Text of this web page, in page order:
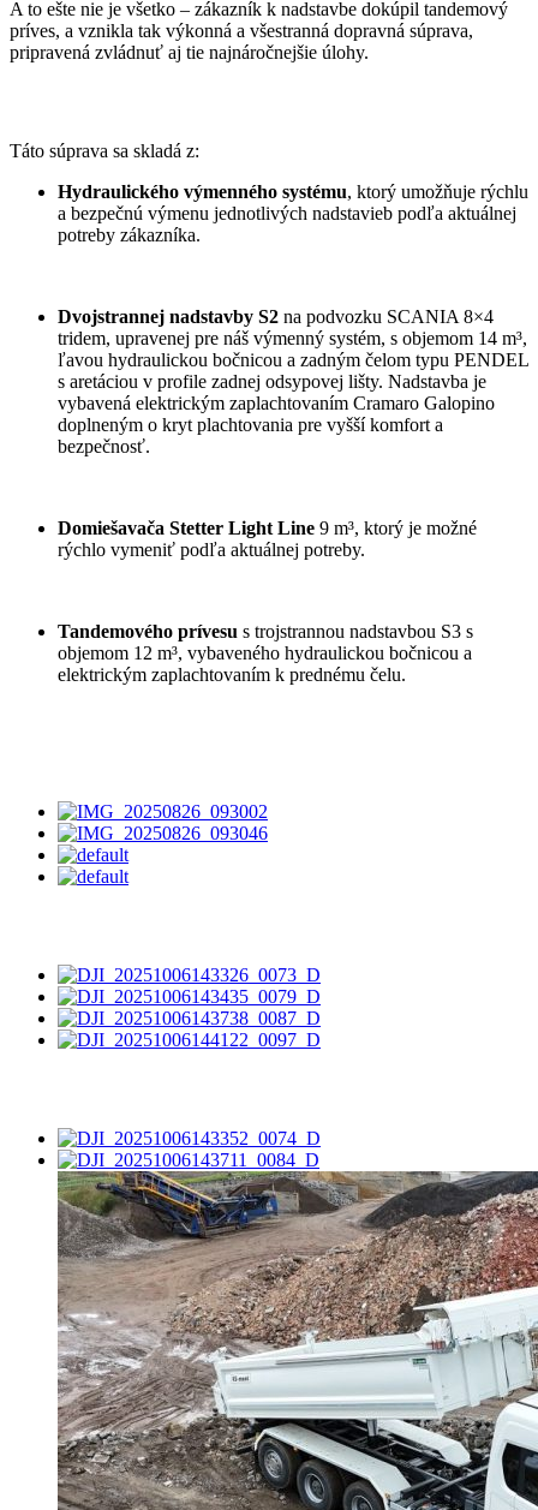
A to ešte nie je všetko – zákazník k nadstavbe dokúpil tandemový
príves, a vznikla tak výkonná a všestranná dopravná súprava,
pripravená zvládnuť aj tie najnáročnejšie úlohy.
Táto súprava sa skladá z:
Hydraulického výmenného systému, ktorý umožňuje rýchlu
a bezpečnú výmenu jednotlivých nadstavieb podľa aktuálnej
potreby zákazníka.
Dvojstrannej nadstavby S2 na podvozku SCANIA 8×4
tridem, upravenej pre náš výmenný systém, s objemom 14 m³,
ľavou hydraulickou bočnicou a zadným čelom typu PENDEL
s aretáciou v profile zadnej odsypovej lišty. Nadstavba je
vybavená elektrickým zaplachtovaním Cramaro Galopino
doplneným o kryt plachtovania pre vyšší komfort a
bezpečnosť.
Domiešavača Stetter Light Line 9 m³, ktorý je možné
rýchlo vymeniť podľa aktuálnej potreby.
Tandemového prívesu s trojstrannou nadstavbou S3 s
objemom 12 m³, vybaveného hydraulickou bočnicou a
elektrickým zaplachtovaním k prednému čelu.